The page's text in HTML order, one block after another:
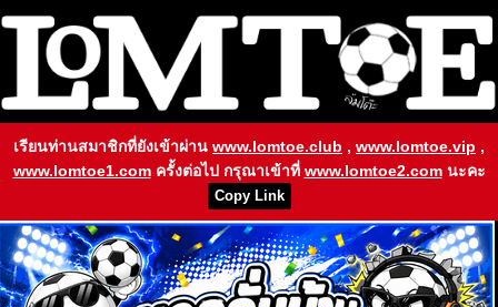
เรียนท่านสมาชิกที่ยังเข้าผ่าน www.lomtoe.club , www.lomtoe.vip ,
www.lomtoe1.com ครั้งต่อไป กรุณาเข้าที่ www.lomtoe2.comนะคะ
Copy Link